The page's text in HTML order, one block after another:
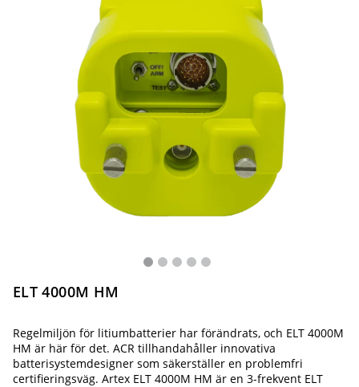
ELT 4000M HM
Regelmiljön för litiumbatterier har förändrats, och ELT 4000M
HM är här för det. ACR tillhandahåller innovativa
batterisystemdesigner som säkerställer en problemfri
certifieringsväg. Artex ELT 4000M HM är en 3-frekvent ELT